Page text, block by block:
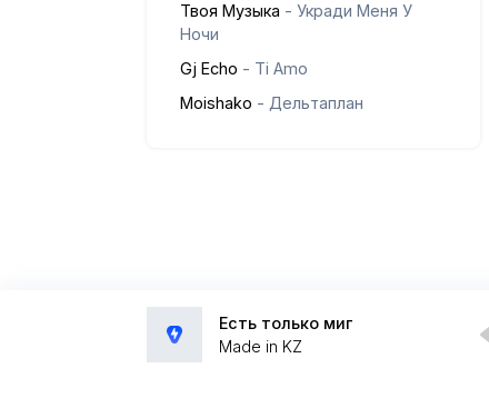
Твоя Музыка - Укради Меня У
Ночи
Gj Echo - Ti Amo
Moishako - Дельтаплан
Есть только миг
Made in KZ